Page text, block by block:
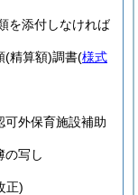
を添付しなければ
(精算額)調書(様式
可外保育施設補助
の写し
正)